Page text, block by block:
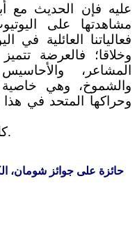
عليه فإن الحديث مع
مشاهدتها على
فعالياتنا العائلية في
وخلاقا؛ فالعرضة
المشاعر،
والشموخ، وهي
وحراكها المتحد في
كل عام والسعودية في أمن وأمان.
حائزة على جوائز شومان،